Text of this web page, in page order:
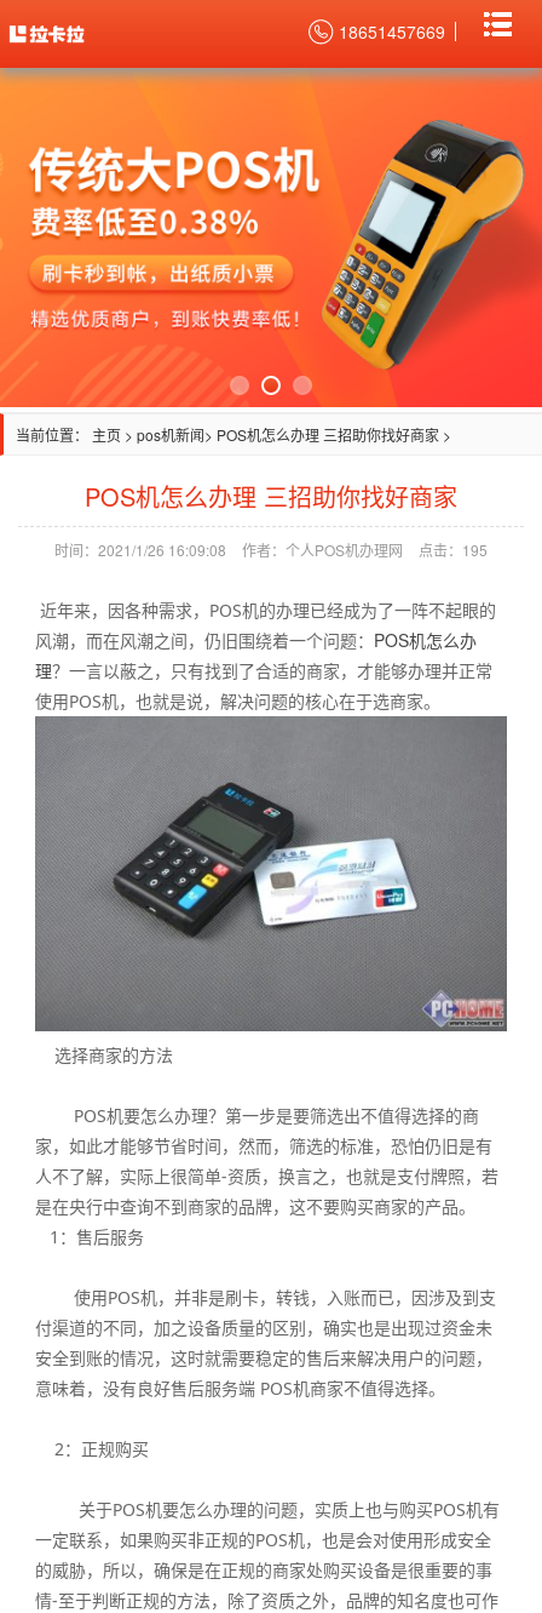
18651457669
当前位置： 主页 > pos机新闻> POS机怎么办理 三招助你找好商家 >
POS机怎么办理 三招助你找好商家
时间：2021/1/26 16:09:08 作者：个人POS机办理网 点击： 195
近年来，因各种需求，POS机的办理已经成为了一阵不起眼的
风潮，而在风潮之间，仍旧围绕着一个问题： POS机怎么办
理？一言以蔽之，只有找到了合适的商家，才能够办理并正常
使用POS机，也就是说，解决问题的核心在于选商家。
选择商家的方法
POS机要怎么办理？第一步是要筛选出不值得选择的商
家，如此才能够节省时间，然而，筛选的标准，恐怕仍旧是有
人不了解，实际上很简单-资质，换言之，也就是支付牌照，若
是在央行中查询不到商家的品牌，这不要购买商家的产品。
1：售后服务
使用POS机，并非是刷卡，转钱，入账而已，因涉及到支
付渠道的不同，加之设备质量的区别，确实也是出现过资金未
安全到账的情况，这时就需要稳定的售后来解决用户的问题，
意味着，没有良好售后服务端 POS机商家不值得选择。
2：正规购买
关于POS机要怎么办理的问题，实质上也与购买POS机有
一定联系，如果购买非正规的POS机，也是会对使用形成安全
的威胁，所以，确保是在正规的商家处购买设备是很重要的事
情-至于判断正规的方法，除了资质之外，品牌的知名度也可作